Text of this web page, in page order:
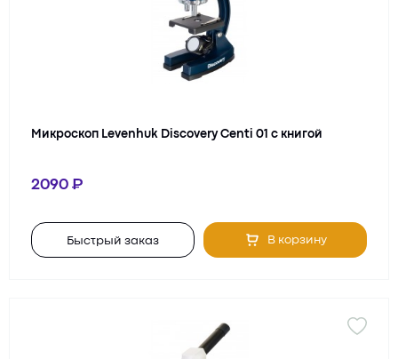
Микроскоп Levenhuk Discovery Centi 01 с книгой
2090
Быстрый заказ В корзину